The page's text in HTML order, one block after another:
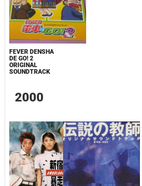
FEVER DENSHA
DE GO! 2
ORIGINAL
SOUNDTRACK
2000